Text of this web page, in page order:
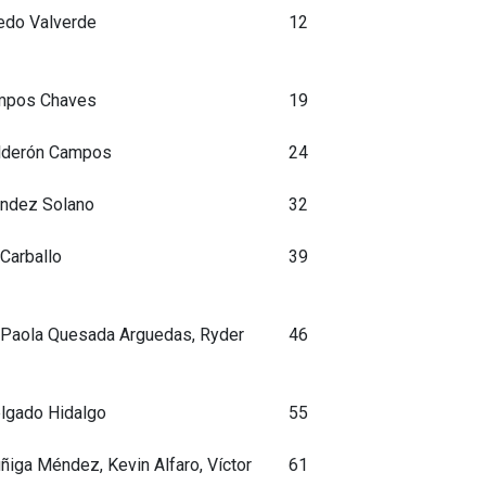
Valverde 12
Chaves 19
Campos 24
Solano 32
39
Quesada Arguedas, Ryder 46
Hidalgo 55
Méndez, Kevin Alfaro, Víctor 61